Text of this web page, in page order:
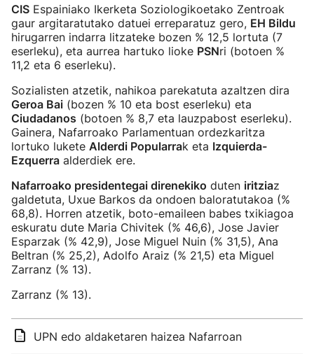
CIS Espainiako Ikerketa Soziologikoetako Zentroak
gaur argitaratutako datuei erreparatuz gero, EH Bildu
hirugarren indarra litzateke bozen % 12,5 lortuta (7
eserleku), eta aurrea hartuko lioke PSNri (botoen %
11,2 eta 6 eserleku).
Sozialisten atzetik, nahikoa parekatuta azaltzen dira
Geroa Bai (bozen % 10 eta bost eserleku) eta
Ciudadanos (botoen % 8,7 eta lauzpabost eserleku).
Gainera, Nafarroako Parlamentuan ordezkaritza
lortuko lukete Alderdi Popularrak eta Izquierda-
Ezquerra alderdiek ere.
Nafarroako presidentegai direnekiko duten iritziaz
galdetuta, Uxue Barkos da ondoen baloratutakoa (%
68,8). Horren atzetik, boto-emaileen babes txikiagoa
eskuratu dute Maria Chivitek (% 46,6), Jose Javier
Esparzak (% 42,9), Jose Miguel Nuin (% 31,5), Ana
Beltran (% 25,2), Adolfo Araiz (% 21,5) eta Miguel
Zarranz (% 13).
Zarranz (% 13).
UPN edo aldaketaren haizea Nafarroan